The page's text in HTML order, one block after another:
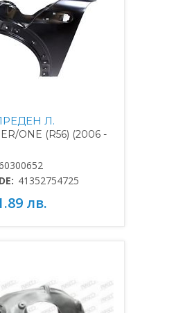
Л.
ONE (R56) (2006 -
41352754725
лв.